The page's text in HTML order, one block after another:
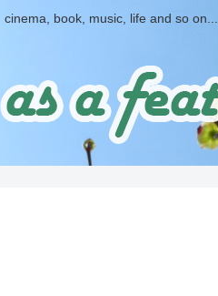
cinema, book, music, life and so on...